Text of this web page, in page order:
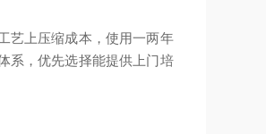
艺上压缩成本，使用一两年
系，优先选择能提供上门培